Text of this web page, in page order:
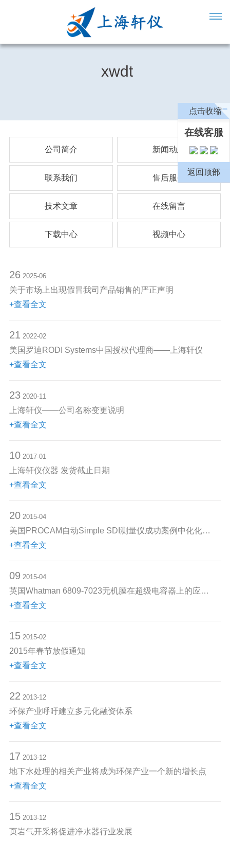
xwdt
公司简介 新闻动态
联系我们 售后服务
技术文章 在线留言
下载中心 视频中心
262025-06
关于市场上出现假冒我司产品销售的严正声明
+查看全文
21 2022-02
美国罗迪RODI Systems中国授权代理商——上海轩仪
+查看全文
232020-11
上海轩仪——公司名称变更说明
+查看全文
102017-01
上海轩仪仪器 发货截止日期
+查看全文
202015-04
美国PROCAM自动Simple SDI测量仪成功案例中化化工科学技术研究总
+查看全文
09 2015-04
英国Whatman 6809-7023无机膜在超级电容器上的应用——中国科学
+查看全文
152015-02
2015年春节放假通知
+查看全文
22 2013-12
环保产业呼吁建立多元化融资体系
+查看全文
17 2013-12
地下水处理的相关产业将成为环保产业一个新的增长点
+查看全文
152013-12
页岩气开采将促进净水器行业发展
点击收缩
在线客服
返回顶部